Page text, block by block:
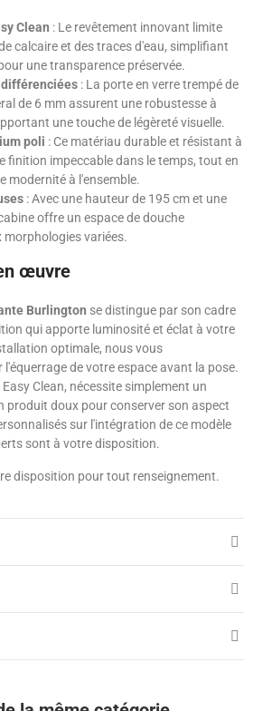
Clean : Le revêtement innovant limite
calcaire et des traces d'eau, simplifiant
une transparence préservée.
différenciées : La porte en verre trempé de
de 6 mm assurent une robustesse à
une touche de légèreté visuelle.
poli : Ce matériau durable et résistant à
finition impeccable dans le temps, tout en
modernité à l'ensemble.
: Avec une hauteur de 195 cm et une
offre un espace de douche
variées.
œuvre
Burlington se distingue par son cadre
qui apporte luminosité et éclat à votre
optimale, nous vous
de votre espace avant la pose.
Clean, nécessite simplement un
produit doux pour conserver son aspect
sur l'intégration de ce modèle
sont à votre disposition.
disposition pour tout renseignement.